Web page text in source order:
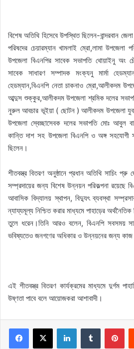
বিশেষ অতিথি হিসেবে উপস্থিত ছিলেন-বান্দরবান
পরিষদের চেয়ারম্যান খামলাই ম্রো,লামা উপজেলা
উপজেলা বিএনপির সাবেক সভাপতি থোয়াইনু অং
সাবেক সাধারণ সম্পাদক মংক্যনু মার্মা
হেডম্যান,বিএনপি নেতা চাকনাও ম্রো,আলীকদম
আব্দুস শুক্কুর,আলীকদম উপজেলা শ্রমিক দলের
নুরুল আবচার ভূইয়া ( ছোটন ) আলীকদম উপজেলা
উপজেলা স্বেচ্ছাসেবক দলের সভাপতি মোঃ আবুল
কান্তি দাশ সহ উপজেলা বিএনপি ও অঙ্গ সহযোগী
ছিলেন।
শীতবস্ত্র বিতরণ অনুষ্ঠানে প্রধান অতিথি সাচিং প্রু
সম্প্রদায়ের জন্য বিশেষ উন্নয়ন পরিকল্পনা রয়েছে
আবাসিক বিদ্যালয় স্থাপন, বিদ্যুৎ ব্যবস্থা
ন্যায্যমূল্য নিশ্চিত করার মাধ্যমে পাহাড়ের
তুলে ধরেন।তিনি আরও বলেন, বিএনপি সবসময়
ভবিষ্যতেও জনগণের অধিকার ও উন্নয়নের জন্য কাজ
এই শীতবস্ত্র বিতরণ কার্যক্রমের মাধ্যমে দুর্গম
উষ্ণতা পাবে বলে আয়োজকরা আশাবাদী।
LinkedInTumblr